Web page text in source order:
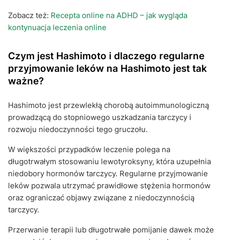
Zobacz też: Recepta online na ADHD – jak wygląda
kontynuacja leczenia online
Czym jest Hashimoto i dlaczego regularne
przyjmowanie leków na Hashimoto jest tak
ważne?
Hashimoto jest przewlekłą chorobą autoimmunologiczną
prowadzącą do stopniowego uszkadzania tarczycy i
rozwoju niedoczynności tego gruczołu.
W większości przypadków leczenie polega na
długotrwałym stosowaniu lewotyroksyny, która uzupełnia
niedobory hormonów tarczycy. Regularne przyjmowanie
leków pozwala utrzymać prawidłowe stężenia hormonów
oraz ograniczać objawy związane z niedoczynnością
tarczycy.
Przerwanie terapii lub długotrwałe pomijanie dawek może